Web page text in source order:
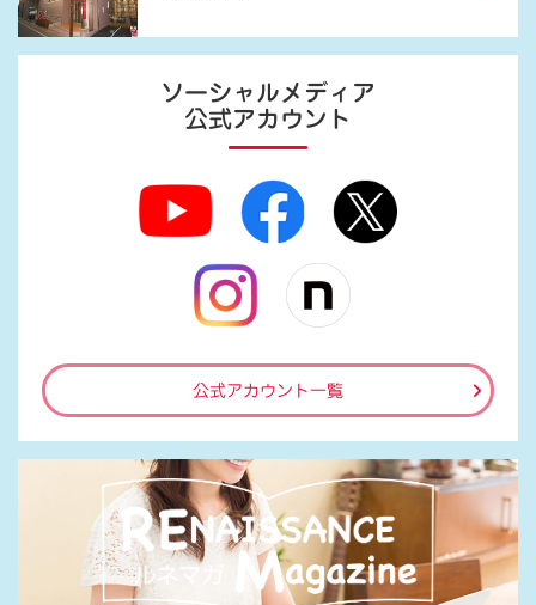
ソーシャルメディア
公式アカウント
公式アカウント一覧